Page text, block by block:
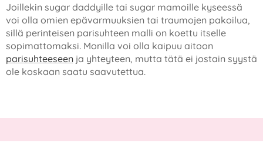
Joillekin sugar daddyille tai sugar mamoille kyseessä
voi olla omien epävarmuuksien tai traumojen pakoilua,
sillä perinteisen parisuhteen malli on koettu itselle
sopimattomaksi. Monilla voi olla kaipuu aitoon
parisuhteeseen ja yhteyteen, mutta tätä ei jostain syystä
ole koskaan saatu saavutettua.